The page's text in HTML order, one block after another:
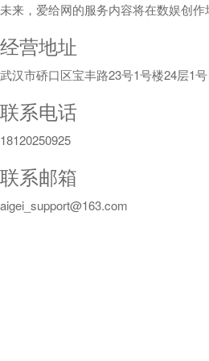
未来，爱给网的服务内容将在数娱创
经营地址
武汉市硚口区宝丰路23号1号楼24层1号
联系电话
18120250925
联系邮箱
aigei_support@163.com